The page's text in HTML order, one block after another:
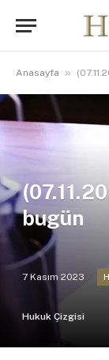
Anasayfa »
bugün
7 Kasım 2023
Hukuk Çizgisi